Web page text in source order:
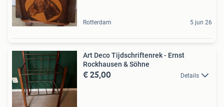
Rotterdam 5 jun 26
Art Deco Tijdschriftenrek - Ernst
Rockhausen & Söhne
€ 25,00 Details